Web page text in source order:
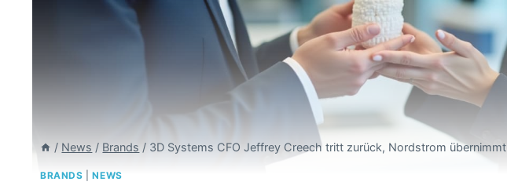
/ News / Brands / 3D Systems CFO Jeffrey Creech tritt zurück, Nordstrom übernimmt
BRANDS |NEWS